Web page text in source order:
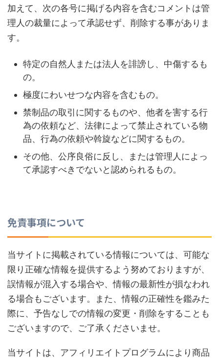
加えて、次の各号に掲げる内容を含むコメントは管
理人の裁量によって承認せず、削除する事がありま
す。
特定の自然人または法人を誹謗し、中傷するも
の。
極度にわいせつな内容を含むもの。
禁制品の取引に関するものや、他者を害する行
為の依頼など、法律によって禁止されている物
品、行為の依頼や斡旋などに関するもの。
その他、公序良俗に反し、または管理人によっ
て承認すべきでないと認められるもの。
免責事項について
当サイトに掲載されている情報については、可能な
限り正確な情報を提供するよう努めておりますが、
誤情報が混入する場合や、情報の最新性が損なわれ
る場合もございます。また、情報の正確性を鑑みた
際に、予告なしでの情報の変更・削除をすることも
ございますので、ご了承くださいませ。
当サイトは、アフィリエイトプログラムにより商品